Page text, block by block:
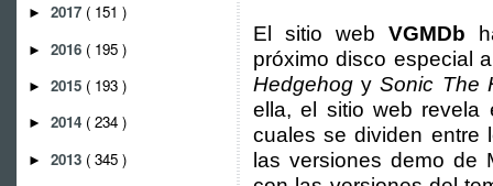
► 2017 ( 151 )
► 2016 ( 195 )
► 2015 ( 193 )
► 2014 ( 234 )
► 2013 ( 345 )
El sitio web VGMDb
próximo disco especial
Hedgehog ySonic The
ella, el sitio web revela
cuales se dividen entre
las versiones demo de